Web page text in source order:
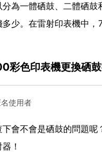
分為一體硒鼓、二體硒
多少。在雷射印表機中
彩色印表機更換硒鼓
使用者
下會不會是硒鼓的問題
！